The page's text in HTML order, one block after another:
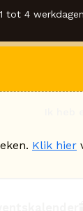
tot 4
Klik hier